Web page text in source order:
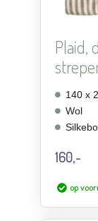
Plaid,
140 x
Wol
160,-
op